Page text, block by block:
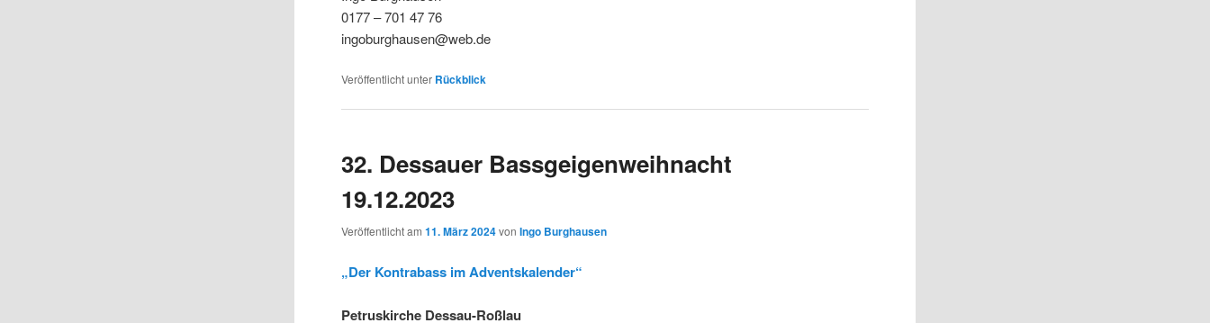
0177 – 701 47 76
ingoburghausen@web.de
Veröffentlicht unter Rückblick
32. Dessauer Bassgeigenweihnacht
19.12.2023
Veröffentlicht am11. März 2024 vonIngo Burghausen
„Der Kontrabass im Adventskalender“
Petruskirche Dessau-Roßlau